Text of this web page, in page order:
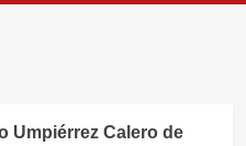
Umpiérrez Calero de